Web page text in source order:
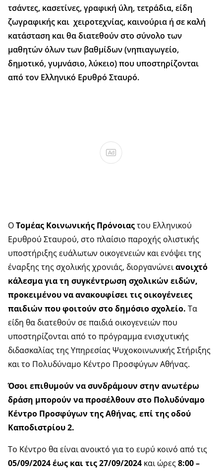
τσάντες, κασετίνες, γραφική ύλη, τετράδια, είδη
ζωγραφικής και χειροτεχνίας, καινούρια ή σε καλή
κατάσταση και θα διατεθούν στο σύνολο των
μαθητών όλων των βαθμίδων (νηπιαγωγείο,
δημοτικό, γυμνάσιο, λύκειο) που υποστηρίζονται
από τον Ελληνικό Ερυθρό Σταυρό.
Ad
ΟΤομέας Κοινωνικής Πρόνοιαςτου Ελληνικού
Ερυθρού Σταυρού, στο πλαίσιο παροχής ολιστικής
υποστήριξης ευάλωτων οικογενειών και ενόψει της
έναρξης της σχολικής χρονιάς, διοργανώνειανοιχτό
κάλεσμα για τη συγκέντρωση σχολικών ειδών,
προκειμένου να ανακουφίσει τις οικογένειες
παιδιών που φοιτούν στο δημόσιο σχολείο. Τα
είδη θα διατεθούν σε παιδιά οικογενειών που
υποστηρίζονται από το πρόγραμμα ενισχυτικής
διδασκαλίας της Υπηρεσίας Ψυχοκοινωνικής Στήριξης
και το Πολυδύναμο Κέντρο Προσφύγων Αθήνας.
Όσοι επιθυμούν να συνδράμουν στην ανωτέρω
δράση μπορούν να προσέλθουν στο Πολυδύναμο
Κέντρο Προσφύγων της Αθήνας, επί τηςοδού
Καποδιστρίου2.
Το Κέντρο θα είναι ανοικτό για το ευρύ κοινό από τις
05/09/2024 έως και τις 27/09/2024 και ώρες8:00 –